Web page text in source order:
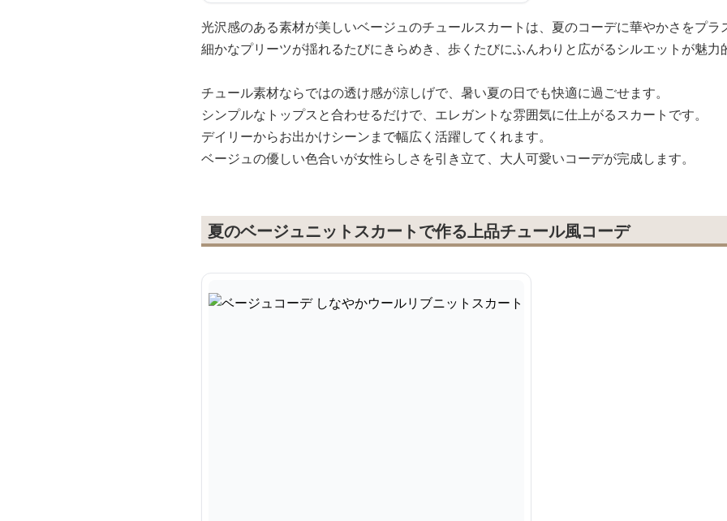
光沢感のある素材が美しいベージュのチュールスカートは、夏のコーデに華やかさをプラ
細かなプリーツが揺れるたびにきらめき、歩くたびにふんわりと広がるシルエットが魅力
チュール素材ならではの透け感が涼しげで、暑い夏の日でも快適に過ごせます。
シンプルなトップスと合わせるだけで、エレガントな雰囲気に仕上がるスカートです。
デイリーからお出かけシーンまで幅広く活躍してくれます。
ベージュの優しい色合いが女性らしさを引き立て、大人可愛いコーデが完成します。
夏のベージュニットスカートで作る上品チュール風コーデ